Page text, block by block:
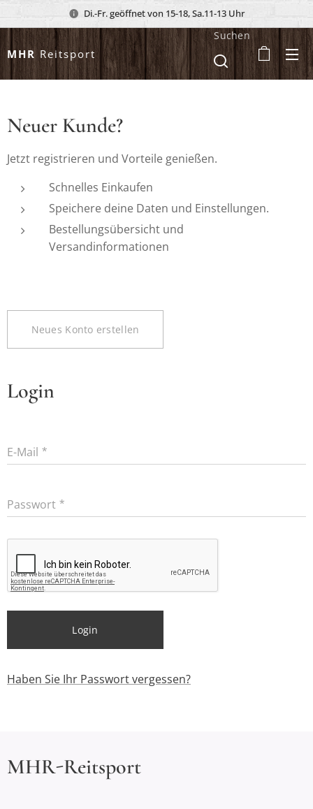
Di.-Fr. geöffnet von 15-18, Sa.11-13 Uhr
MHR Reitsport
Suchen
Neuer Kunde?
Jetzt registrieren und Vorteile genießen.
Schnelles Einkaufen
Speichere deine Daten und Einstellungen.
Bestellungsübersicht und
Versandinformationen
Neues Konto erstellen
Login
E-Mail
Passwort
Login
Haben Sie Ihr Passwort vergessen?
MHR-Reitsport